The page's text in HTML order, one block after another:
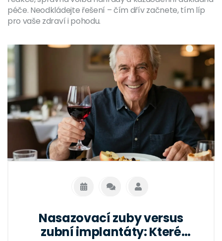
péče. Neodkládejte řešení – čím dřív začnete, tím líp
pro vaše zdraví i pohodu.
Nasazovací zuby versus
zubní implantáty: Které